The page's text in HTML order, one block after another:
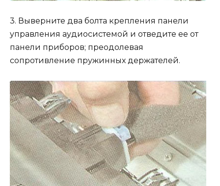
3. Выверните два болта крепления панели
управления аудиосистемой и отведите ее от
панели приборов; преодолевая
сопротивление пружинных держателей.